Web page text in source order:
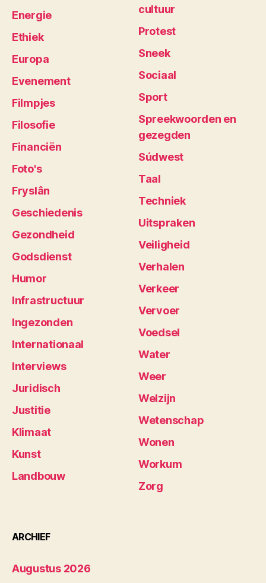
Energie
Ethiek
Europa
Evenement
Filmpjes
Filosofie
Financiën
Foto's
Fryslân
Geschiedenis
Gezondheid
Godsdienst
Humor
Infrastructuur
Ingezonden
Internationaal
Interviews
Juridisch
Justitie
Klimaat
Kunst
Landbouw
cultuur
Protest
Sneek
Sociaal
Sport
Spreekwoorden en
gezegden
Súdwest
Taal
Techniek
Uitspraken
Veiligheid
Verhalen
Verkeer
Vervoer
Voedsel
Water
Weer
Welzijn
Wetenschap
Wonen
Workum
Zorg
ARCHIEF
Augustus 2026